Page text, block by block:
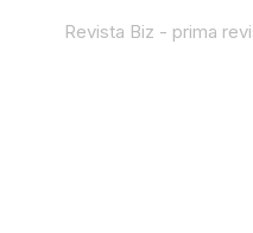
Revista Biz - prima